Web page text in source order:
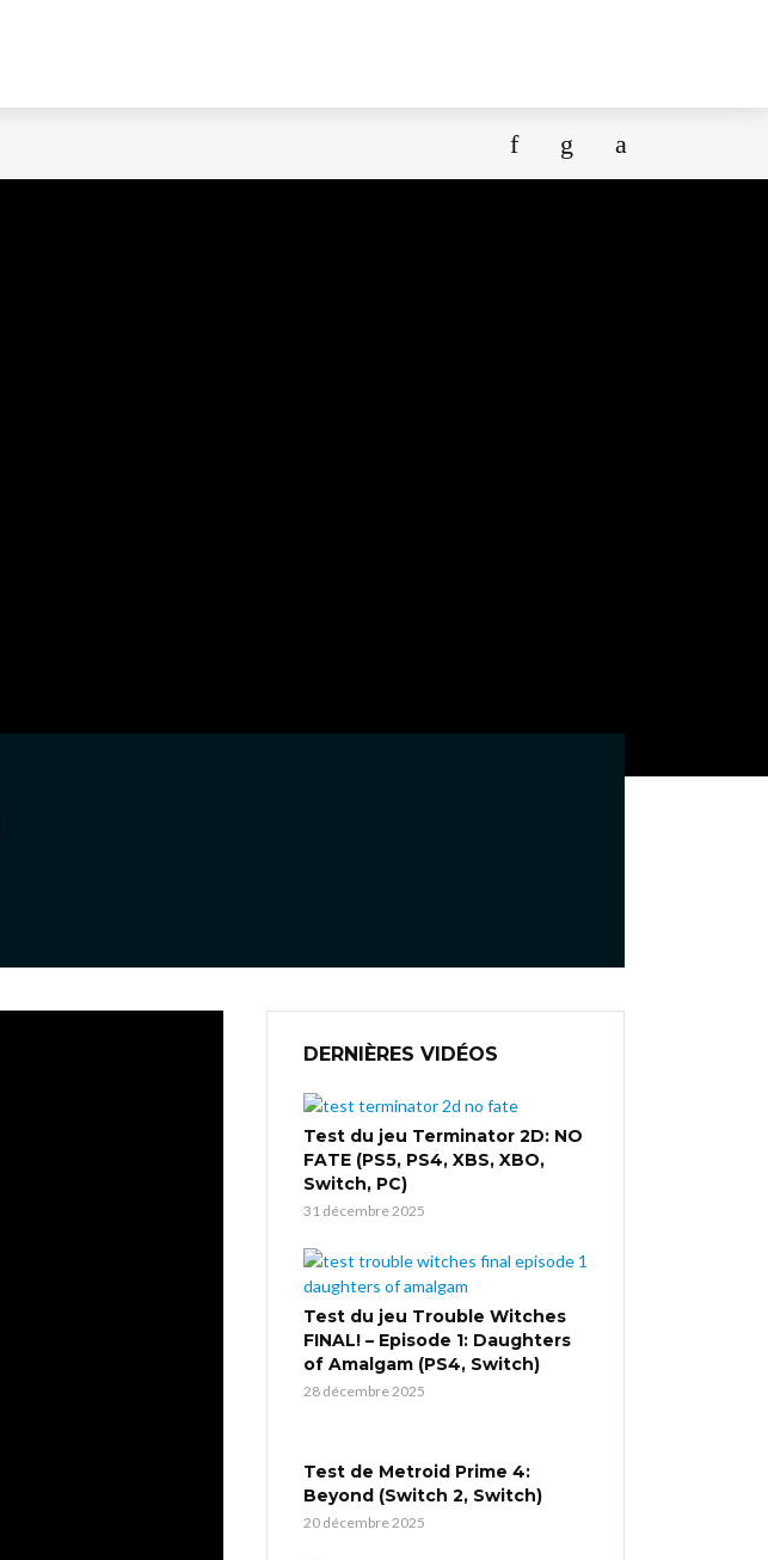
DERNIÈRES VIDÉOS
Test du jeu Terminator 2D: NO
FATE (PS5, PS4, XBS, XBO,
Switch, PC)
31 décembre 2025
Test du jeu Trouble Witches
FINAL! – Episode 1: Daughters
of Amalgam (PS4, Switch)
28 décembre 2025
Test de Metroid Prime 4:
Beyond (Switch 2, Switch)
20 décembre 2025